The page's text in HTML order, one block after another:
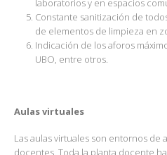
laboratorios y en espacios
Constante sanitización de
de elementos de limpieza en
Indicación de los aforos
UBO, entre otros.
Aulas virtuales
Las aulas virtuales son entornos
docentes. Toda la planta docente